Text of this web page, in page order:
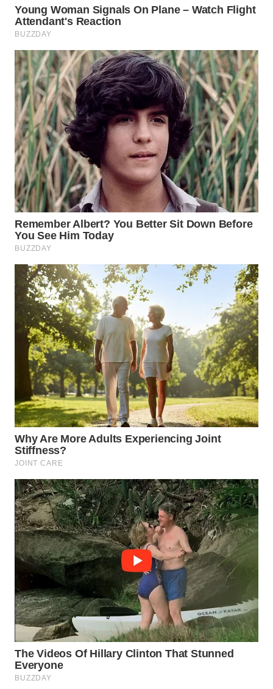
TINGGI
WN
PAKPAK
WN
KARAWANG
WN
BEKASI
WN
BOGOR
WN
DEPOK
WN
TAPANULI
UTARA
WN
SAMOSIR
WN
PADANG
LAWAS
WN
SUMEDANG
CIANJUR
WN
KEPULAUAN
SERIBU
WN
TANGERANG
WN
BINJAI
WN
CIREBON